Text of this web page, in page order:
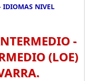
IDIOMAS NIVEL
-
(LOE)